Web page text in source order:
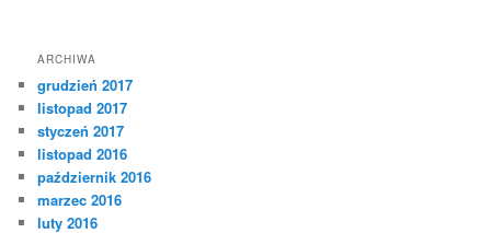
ARCHIWA
grudzień 2017
listopad 2017
styczeń 2017
listopad 2016
październik 2016
marzec 2016
luty 2016